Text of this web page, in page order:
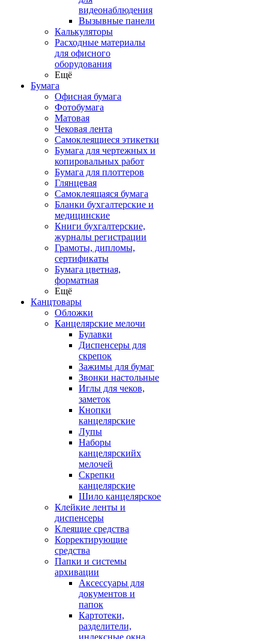
видеонаблюдения
Вызывные панели
Калькуляторы
Расходные материалы
для офисного
оборудования
Ещё
Бумага
Офисная бумага
Фотобумага
Матовая
Чековая лента
Самоклеящиеся этикетки
Бумага для чертежных и
копировальных работ
Бумага для плоттеров
Глянцевая
Самоклеящаяся бумага
Бланки бухгалтерские и
медицинские
Книги бухгалтерские,
журналы регистрации
Грамоты, дипломы,
сертификаты
Бумага цветная,
форматная
Ещё
Канцтовары
Обложки
Канцелярские мелочи
Булавки
Диспенсеры для
скрепок
Зажимы для бумаг
Звонки настольные
Иглы для чеков,
заметок
Кнопки
канцелярские
Лупы
Наборы
канцелярскийх
мелочей
Скрепки
канцелярские
Шило канцелярское
Клейкие ленты и
диспенсеры
Клеящие средства
Корректирующие
средства
Папки и системы
архивации
Аксессуары для
документов и
папок
Картотеки,
разделители,
индексные окна